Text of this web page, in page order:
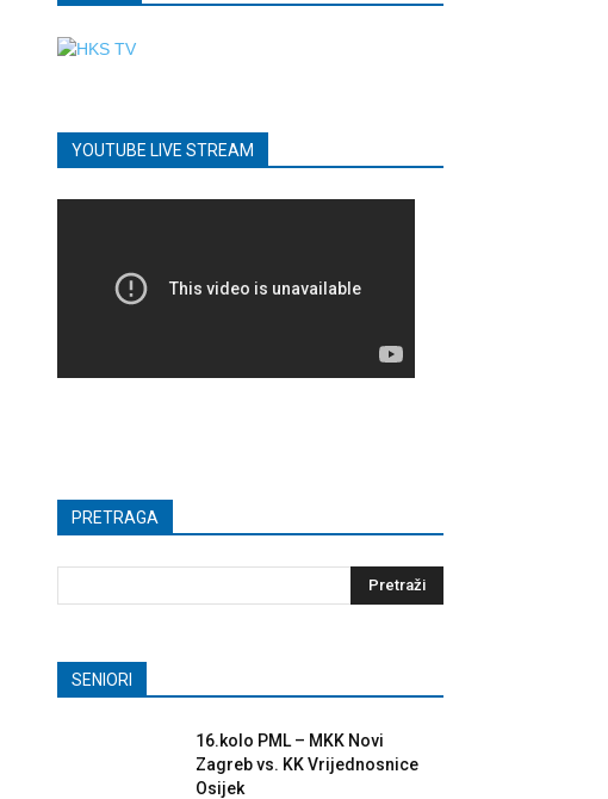
YOUTUBE LIVE STREAM
PRETRAGA
SENIORI
16.kolo PML – MKK Novi
Zagreb vs. KK Vrijednosnice
Osijek